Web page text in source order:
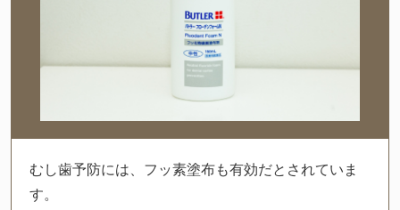
むし歯予防には、フッ素塗布も有効だとされていま
す。